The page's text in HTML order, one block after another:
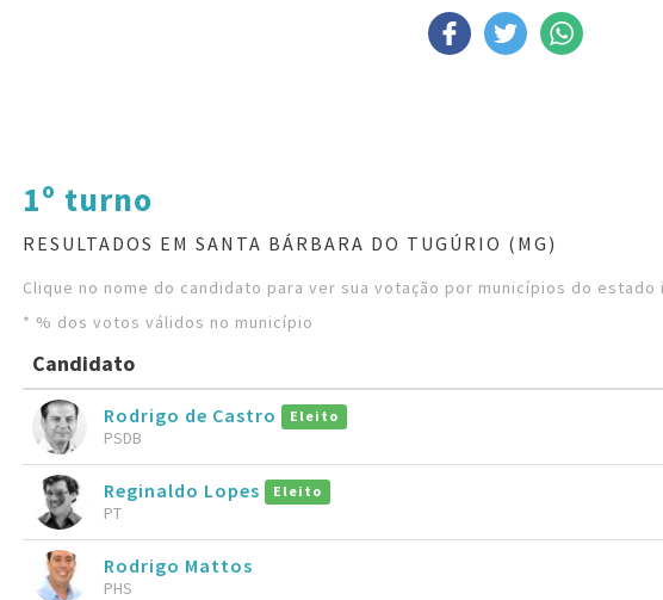
1º turno
RESULTADOS EM SANTA BÁRBARA DO TUGÚRIO (MG)
Clique no nome do candidato para ver sua votação por municípios do estado
* % dos votos válidos no município
Candidato
Rodrigo de Castro Eleito
PSDB
Reginaldo Lopes Eleito
PT
Rodrigo Mattos
PHS